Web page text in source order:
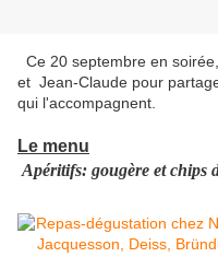
Ce 20 septembre en
et Jean-Claude pour
qui l'accompagnent.
Le menu
Apéritifs: gougère et chips